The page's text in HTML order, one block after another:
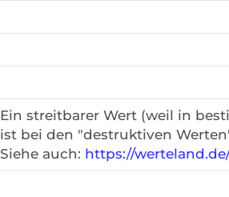
Ein streitbarer Wert (weil in
ist bei den "destruktiven
Siehe auch: https://